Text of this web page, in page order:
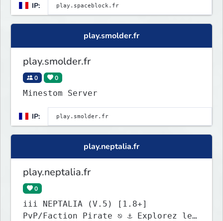
IP:
play.smolder.fr
play.smolder.fr
0 0
Minestom Server
IP:
play.neptalia.fr
play.neptalia.fr
0
iii NEPTALIA (V.5) [1.8+]
PvP/Faction Pirate ⎋ ⚓ Explorez les